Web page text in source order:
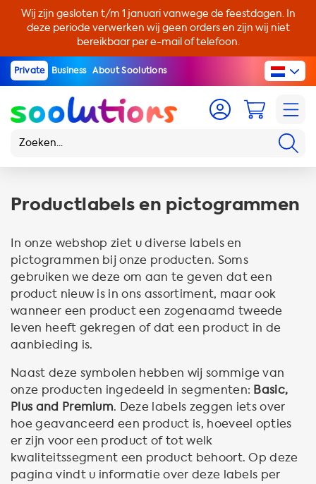
Wij zijn gesloten t/m 1 januari vanwege de feestdagen. In
deze periode verwerken wij geen orders en zijn wij niet
bereikbaar per e-mail of telefoon.
Private Business About Soolutions
Productlabels en pictogrammen
In onze webshop ziet u diverse labels en
pictogrammen bij onze producten. Soms
gebruiken we deze om aan te geven dat een
product nieuw is in ons assortiment, maar ook
wanneer een product een zogenaamd tweede
leven heeft gekregen of dat een product in de
aanbieding is.
Naast deze symbolen hebben wij sommige van
onze producten ingedeeld in segmenten: Basic,
Plus and Premium. Deze labels zeggen iets over
hoe geavanceerd een product is, hoeveel opties
er zijn voor een product of tot welk
kwaliteitssegment een product behoort. Op deze
pagina vindt u informatie over deze labels per